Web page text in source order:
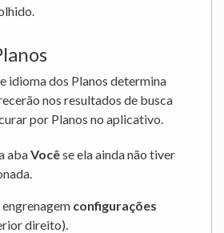
idioma dos Planos determina
nos resultados de busca
por Planos no aplicativo.
abaVocêse ela ainda não tiver
engrenagem configurações
direito).